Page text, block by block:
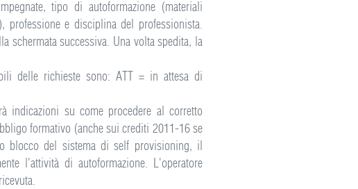
tipo di autoformazione (materiali
professione e disciplina del professionista.
schermata successiva. Una volta spedita, la
delle richieste sono: ATT = in attesa di
indicazioni su come procedere al corretto
formativo (anche sui crediti 2011-16 se
blocco del sistema di self provisioning, il
l'attività di autoformazione. L'operatore